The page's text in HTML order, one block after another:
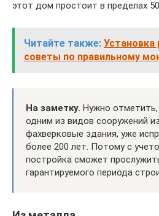
этот дом простоит в пределах
Читайте также: Установка
советы по правильному
На заметку. Нужно
одним из видов сооружений
фахверковые здания, уже
более 200 лет. Потому с
постройка сможет
гарантируемого периода